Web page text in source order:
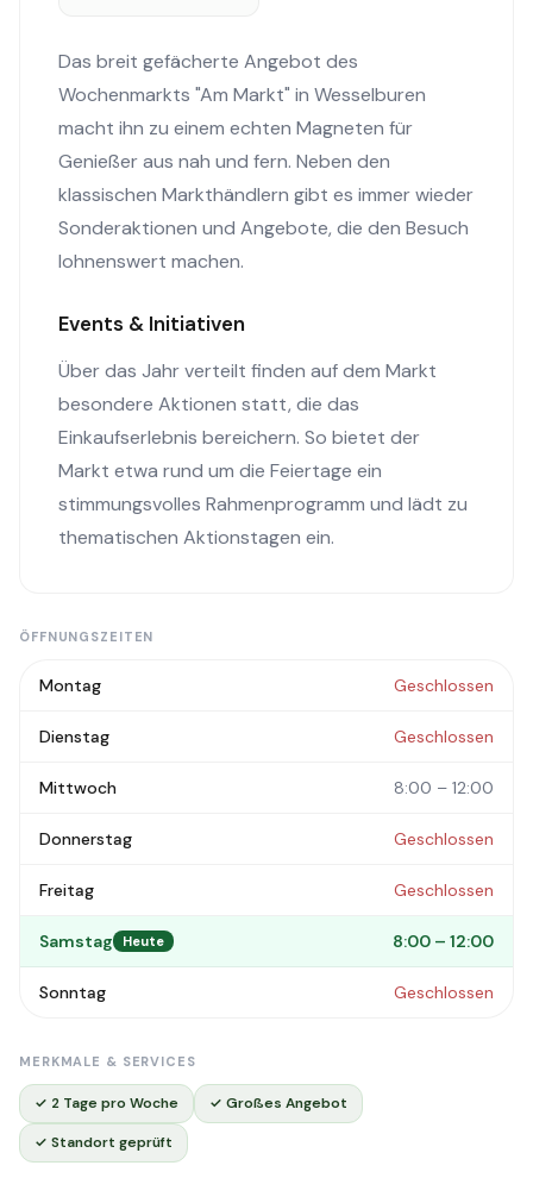
Das breit gefächerte Angebot des
Wochenmarkts "Am Markt" in Wesselburen
macht ihn zu einem echten Magneten für
Genießer aus nah und fern. Neben den
klassischen Markthändlern gibt es immer wieder
Sonderaktionen und Angebote, die den Besuch
lohnenswert machen.
Events & Initiativen
Über das Jahr verteilt finden auf dem Markt
besondere Aktionen statt, die das
Einkaufserlebnis bereichern. So bietet der
Markt etwa rund um die Feiertage ein
stimmungsvolles Rahmenprogramm und lädt zu
thematischen Aktionstagen ein.
ÖFFNUNGSZEITEN
Montag Geschlossen
Dienstag Geschlossen
Mittwoch 8:00 – 12:00
Donnerstag Geschlossen
Freitag Geschlossen
Samstag Heute 8:00 – 12:00
Sonntag Geschlossen
MERKMALE & SERVICES
✓ 2 Tage pro Woche ✓ Großes Angebot
✓ Standort geprüft